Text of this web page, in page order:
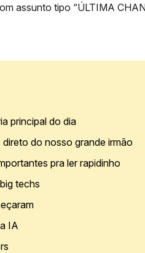
assunto tipo “ÚLTIMA
principal do dia
direto do nosso grande irmão
pra ler rapidinho
techs
IA